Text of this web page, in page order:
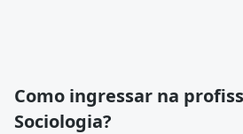
Como ingressar na
Sociologia?